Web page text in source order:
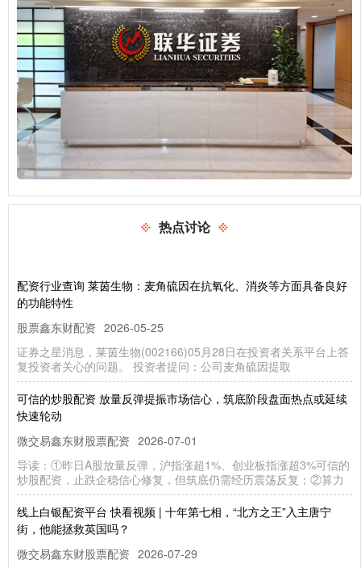
热点讨论
配资行业查询 莱茵生物：麦角硫因在抗氧化、消炎等方面具备良好
的功能特性
股票鑫东财配资 2026-05-25
证券之星消息，莱茵生物(002166)05月28日在投资者关系平台上答
复投资者关心的问题。 投资者提问：公司麦角硫因提取
可信的炒股配资 放量反弹提振市场信心，筑底阶段盘面热点或延续
快速轮动
微交易鑫东财股票配资 2026-07-01
导读：①昨日A股放量反弹，沪指涨超1%、创业板指涨超3%可信的
炒股配资，止跌企稳信心修复，但筑底仍需经历震荡反复；②算力
线上白银配资平台 快看视频 | 十年第七相，“北方之王”入主唐宁
街，他能拯救英国吗？
微交易鑫东财股票配资 2026-07-29